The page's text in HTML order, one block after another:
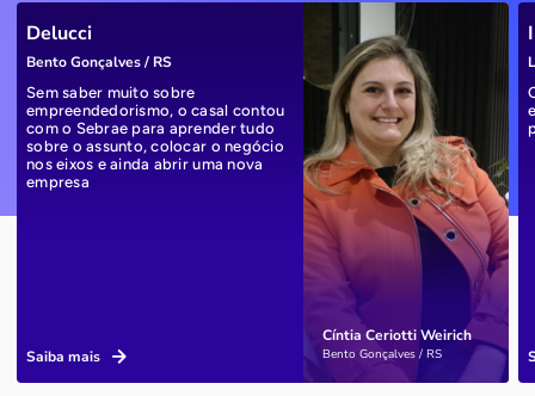
Cíntia Ceriotti Weirich
Bento Gonçalves / RS
Delucci
Bento Gonçalves / RS
Sem saber muito sobre
empreendedorismo, o casal contou
com o Sebrae para aprender tudo
sobre o assunto, colocar o negócio
nos eixos e ainda abrir uma nova
empresa
Saiba mais